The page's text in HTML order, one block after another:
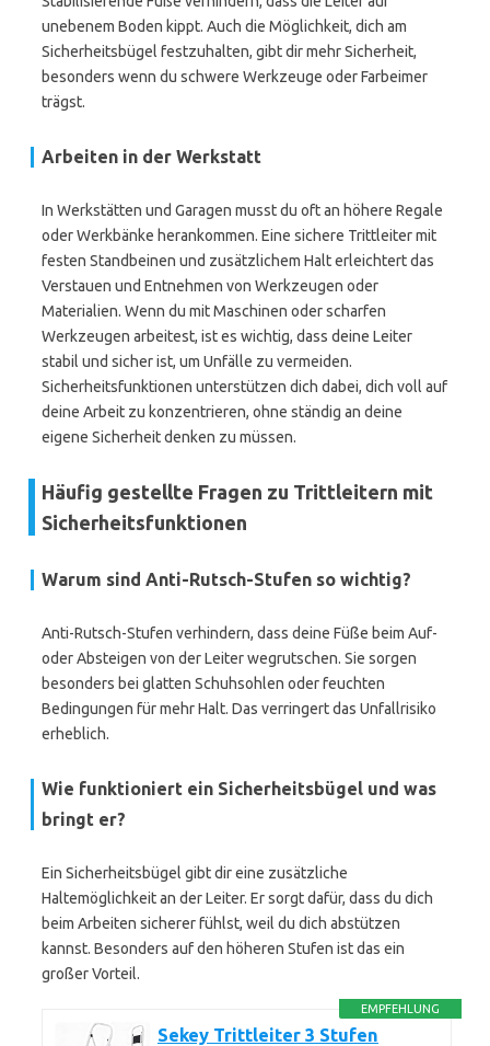
unebenem Boden kippt. Auch die Möglichkeit, dich am
Sicherheitsbügel festzuhalten, gibt dir mehr Sicherheit,
besonders wenn du schwere Werkzeuge oder Farbeimer
trägst.
Arbeiten in der Werkstatt
In Werkstätten und Garagen musst du oft an höhere Regale
oder Werkbänke herankommen. Eine sichere Trittleiter mit
festen Standbeinen und zusätzlichem Halt erleichtert das
Verstauen und Entnehmen von Werkzeugen oder
Materialien. Wenn du mit Maschinen oder scharfen
Werkzeugen arbeitest, ist es wichtig, dass deine Leiter
stabil und sicher ist, um Unfälle zu vermeiden.
Sicherheitsfunktionen unterstützen dich dabei, dich voll auf
deine Arbeit zu konzentrieren, ohne ständig an deine
eigene Sicherheit denken zu müssen.
Häufig gestellte Fragen zu Trittleitern mit
Sicherheitsfunktionen
Warum sind Anti-Rutsch-Stufen so wichtig?
Anti-Rutsch-Stufen verhindern, dass deine Füße beim Auf-
oder Absteigen von der Leiter wegrutschen. Sie sorgen
besonders bei glatten Schuhsohlen oder feuchten
Bedingungen für mehr Halt. Das verringert das Unfallrisiko
erheblich.
Wie funktioniert ein Sicherheitsbügel und was
bringt er?
Ein Sicherheitsbügel gibt dir eine zusätzliche
Haltemöglichkeit an der Leiter. Er sorgt dafür, dass du dich
beim Arbeiten sicherer fühlst, weil du dich abstützen
kannst. Besonders auf den höheren Stufen ist das ein
großer Vorteil.
EMPFEHLUNG
Sekey Trittleiter 3 Stufen